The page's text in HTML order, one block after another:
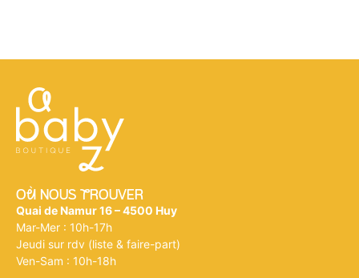
Où NOUS tROUVER
Quai de Namur 16 – 4500 Huy
Mar-Mer : 10h-17h
Jeudi sur rdv (liste & faire-part)
Ven-Sam : 10h-18h